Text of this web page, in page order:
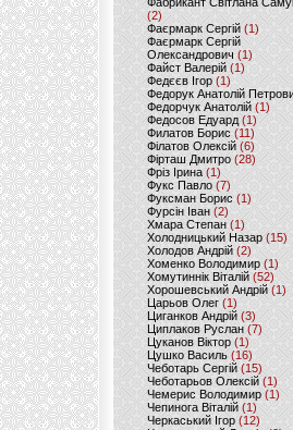
(2)
Фаєрмарк Сергій(1)
Фаєрмарк Сергій
Олександрович (1)
Файст Валерій(1)
Федєєв Ігор (1)
Федорук Анатолій
Федорчук Анатолій (1)
Федосов Едуард (1)
Филатов Борис (11)
Філатов Олексій (6)
Фірташ Дмитро (28)
Фріз Ірина (1)
Фукс Павло (7)
Фуксман Борис (1)
Фурсін Іван (2)
Хмара Степан(1)
Холодницький Назар(15)
Холодов Андрій (2)
Хоменко Володимир (1)
Хомутиннік Віталій (52)
Хорошевський Андрій (1)
Царьов Олег (1)
Циганков Андрій (3)
Циплаков Руслан(7)
Цуканов Віктор (1)
Цушко Василь (16)
Чеботарь Сергій (15)
Чеботарьов Олексій (1)
Чемерис Володимир (1)
Чепинога Віталій (1)
Черкаський Ігор (12)